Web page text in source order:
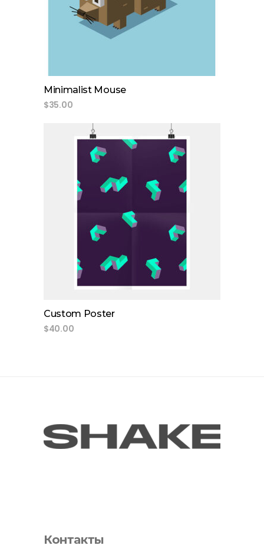
Minimalist Mouse
$35.00
add to cart
Custom Poster
$40.00
Контакты